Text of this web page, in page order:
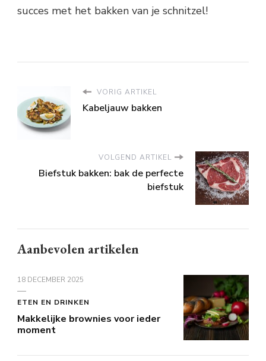
succes met het bakken van je schnitzel!
VORIG ARTIKEL
Kabeljauw bakken
VOLGEND ARTIKEL
Biefstuk bakken: bak de perfecte
biefstuk
Aanbevolen artikelen
18 DECEMBER 2025
ETEN EN DRINKEN
Makkelijke brownies voor ieder
moment